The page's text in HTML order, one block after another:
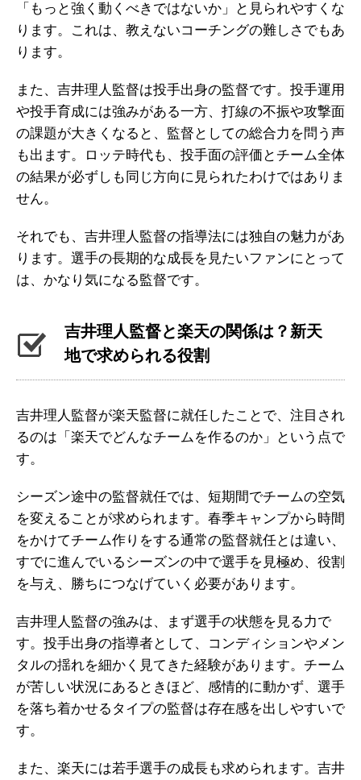
「もっと強く動くべきではないか」と見られやすくな
ります。これは、教えないコーチングの難しさでもあ
ります。
また、吉井理人監督は投手出身の監督です。投手運用
や投手育成には強みがある一方、打線の不振や攻撃面
の課題が大きくなると、監督としての総合力を問う声
も出ます。ロッテ時代も、投手面の評価とチーム全体
の結果が必ずしも同じ方向に見られたわけではありま
せん。
それでも、吉井理人監督の指導法には独自の魅力があ
ります。選手の長期的な成長を見たいファンにとって
は、かなり気になる監督です。
吉井理人監督と楽天の関係は？新天
地で求められる役割
吉井理人監督が楽天監督に就任したことで、注目され
るのは「楽天でどんなチームを作るのか」という点で
す。
シーズン途中の監督就任では、短期間でチームの空気
を変えることが求められます。春季キャンプから時間
をかけてチーム作りをする通常の監督就任とは違い、
すでに進んでいるシーズンの中で選手を見極め、役割
を与え、勝ちにつなげていく必要があります。
吉井理人監督の強みは、まず選手の状態を見る力で
す。投手出身の指導者として、コンディションやメン
タルの揺れを細かく見てきた経験があります。チーム
が苦しい状況にあるときほど、感情的に動かず、選手
を落ち着かせるタイプの監督は存在感を出しやすいで
す。
また、楽天には若手選手の成長も求められます。吉井